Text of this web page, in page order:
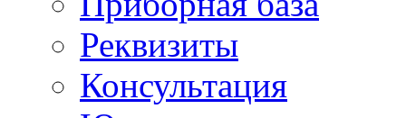
Реквизиты
Консультация